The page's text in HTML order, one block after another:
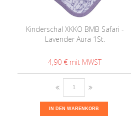
Kinderschal XKKO BMB Safari -
Lavender Aura 1St.
4,90 €
IN DEN WARENKORB